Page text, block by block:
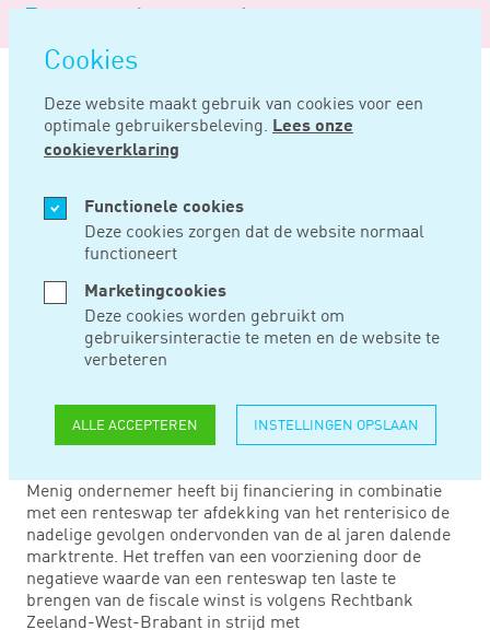
overslaan
Cookies
Deze website maakt gebruik van cookies voor een
optimale gebruikersbeleving. Lees onze
cookieverklaring
Functionele cookies
Deze cookies zorgen dat de website normaal
functioneert
Marketingcookies
Deze cookies worden gebruikt om
gebruikersinteractie te meten en de website te
verbeteren
ALLE ACCEPTEREN INSTELLINGEN OPSLAAN
Logo
Noord
Negentig
Home Nieuws
JAN 10, 2017
NEGATIEVE WAARDE
RENTESWAP NIET
TEN LASTE VAN
WINST
Menig ondernemer heeft bij financiering in combinatie
met een renteswap ter afdekking van het renterisico de
nadelige gevolgen ondervonden van de al jaren dalende
marktrente. Het treffen van een voorziening door de
negatieve waarde van een renteswap ten laste te
brengen van de fiscale winst is volgens Rechtbank
Zeeland-West-Brabant in strijd met